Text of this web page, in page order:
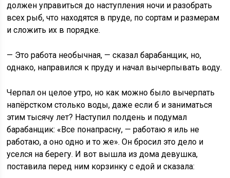
должен управиться до наступления ночи и разобрать
всех рыб, что находятся в пруде, по сортам и размерам
и сложить их в порядке.
— Это работа необычная, — сказал барабанщик, но,
однако, направился к пруду и начал вычерпывать воду.
Черпал он целое утро, но как можно было вычерпать
напёрстком столько воды, даже если б и заниматься
этим тысячу лет? Наступил полдень и подумал
барабанщик: «Все понапрасну, — работаю я иль не
работаю, а оно одно и то же». Он бросил это дело и
уселся на берегу. И вот вышла из дома девушка,
поставила перед ним корзинку с едой и сказала: